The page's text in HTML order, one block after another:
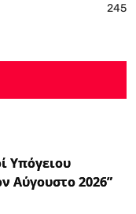
245
Υπόγειου
Αύγουστο 2026”